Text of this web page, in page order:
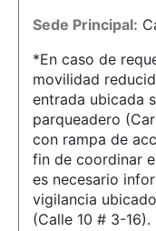
Sede Principal:
*En caso de
movilidad
entrada ubicada
parqueadero
con rampa de
fin de coordinar
es necesario
vigilancia
(Calle 10 # 3-16).